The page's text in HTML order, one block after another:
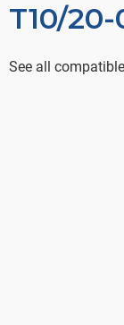
T10/
See all